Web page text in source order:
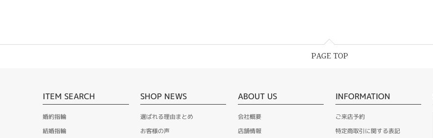
PAGE TOP
ITEM SEARCH
婚約指輪
結婚指輪
SHOP NEWS
選ばれる理由まとめ
お客様の声
ABOUT US
会社概要
店舗情報
INFORMATION
ご来店予約
特定商取引に関する表記